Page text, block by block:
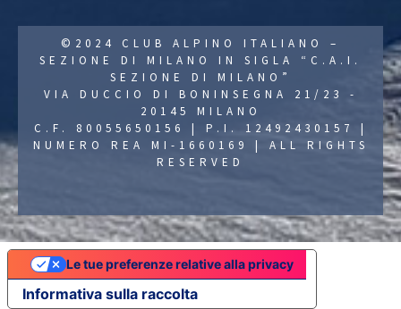
©2024 CLUB ALPINO ITALIANO –
SEZIONE DI MILANO IN SIGLA “C.A.I.
SEZIONE DI MILANO”
VIA DUCCIO DI BONINSEGNA 21/23 -
20145 MILANO
C.F. 80055650156 | P.I. 12492430157 |
NUMERO REA MI-1660169 | ALL RIGHTS
RESERVED
Informativa sulla raccolta
Le tue preferenze relative alla privacy